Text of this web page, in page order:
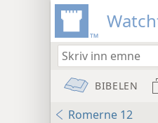
BIBELEN
Romerne 12